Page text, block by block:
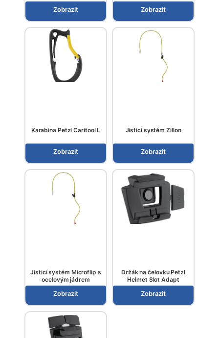
Zobrazit Zobrazit
Karabina Petzl Caritool L
Zobrazit
Jisticí systém Zillon
Zobrazit
Jisticí systém Microflip s
ocelovým jádrem
Zobrazit
Držák na čelovku Petzl
Helmet Slot Adapt
Zobrazit